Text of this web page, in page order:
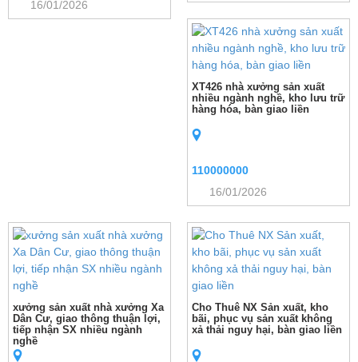
16/01/2026
XT426 nhà xưởng sản xuất
nhiều ngành nghề, kho lưu trữ
hàng hóa, bàn giao liền
110000000
16/01/2026
xưởng sản xuất nhà xưởng Xa
Dân Cư, giao thông thuận lợi,
tiếp nhận SX nhiều ngành
nghề
Cho Thuê NX Sản xuất, kho
bãi, phục vụ sản xuất không
xả thải nguy hại, bàn giao liền